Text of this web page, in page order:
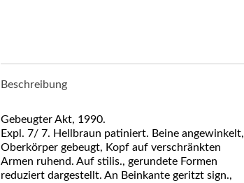
Beschreibung
Gebeugter Akt, 1990.
Expl. 7/ 7. Hellbraun patiniert. Beine angewinkelt,
Oberkörper gebeugt, Kopf auf verschränkten
Armen ruhend. Auf stilis., gerundete Formen
reduziert dargestellt. An Beinkante geritzt sign.,